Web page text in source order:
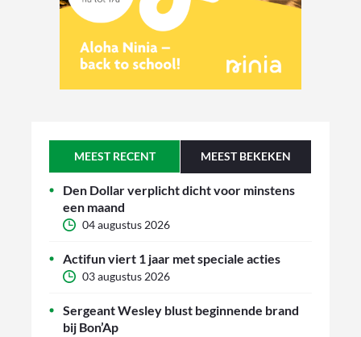
MEEST RECENT MEEST BEKEKEN
Den Dollar verplicht dicht voor minstens
een maand
04 augustus 2026
Actifun viert 1 jaar met speciale acties
03 augustus 2026
Sergeant Wesley blust beginnende brand
bij Bon’Ap